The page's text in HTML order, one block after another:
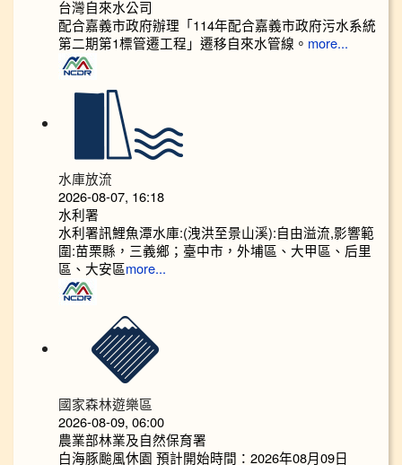
台灣自來水公司
配合嘉義市政府辦理「114年配合嘉義市政府污水系統
第二期第1標管遷工程」遷移自來水管線。 more...
水庫放流
2026-08-07, 16:18
水利署
水利署訊鯉魚潭水庫:(洩洪至景山溪):自由溢流,影響範
圍:苗栗縣，三義鄉；臺中市，外埔區、大甲區、后里
區、大安區more...
國家森林遊樂區
2026-08-09, 06:00
農業部林業及自然保育署
白海豚颱風休園 預計開始時間：2026年08月09日